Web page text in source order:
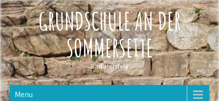
Skip
to
content
GRUNDSCHULE AN DER
SOMMERSEITE
Bad Hersfeld
Menu